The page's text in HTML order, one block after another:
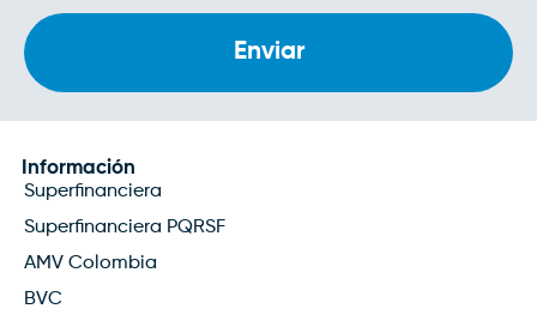
Información
Superfinanciera
Superfinanciera PQRSF
AMV Colombia
BVC